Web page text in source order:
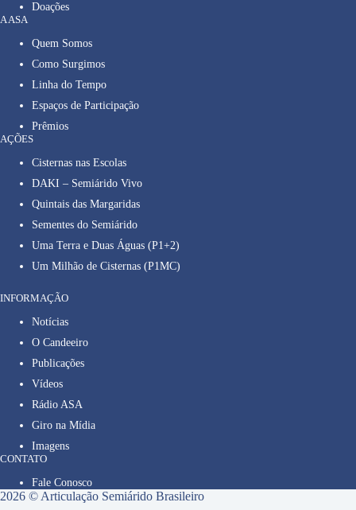
Doações
A ASA
Quem Somos
Como Surgimos
Linha do Tempo
Espaços de Participação
Prêmios
AÇÕES
Cisternas nas Escolas
DAKI – Semiárido Vivo
Quintais das Margaridas
Sementes do Semiárido
Uma Terra e Duas Águas (P1+2)
Um Milhão de Cisternas (P1MC)
INFORMAÇÃO
Notícias
O Candeeiro
Publicações
Vídeos
Rádio ASA
Giro na Mídia
Imagens
CONTATO
Fale Conosco
2026 © Articulação Semiárido Brasileiro